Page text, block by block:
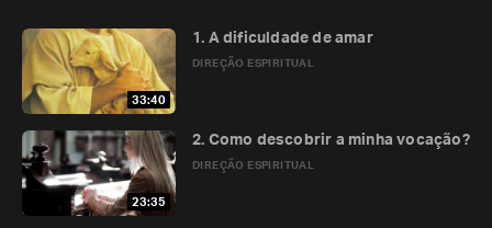
33:40
DIREÇÃO ESPIRITUAL
1. A dificuldade de amar
23:35
DIREÇÃO ESPIRITUAL
2. Como descobrir a minha vocação?